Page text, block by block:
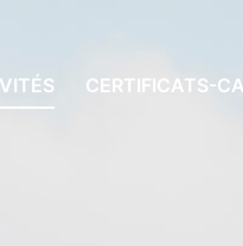
CERTIFICATS-